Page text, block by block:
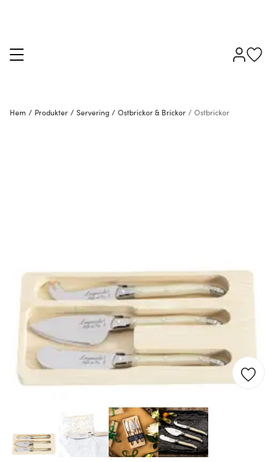
Hem / Produkter / Servering / Ostbrickor & Brickor / Ostbrickor